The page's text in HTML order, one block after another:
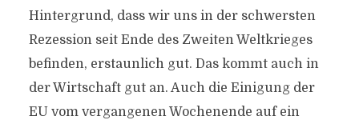
Hintergrund, dass wir uns in der schwersten
Rezession seit Ende des Zweiten Weltkrieges
befinden, erstaunlich gut. Das kommt auch in
der Wirtschaft gut an. Auch die Einigung der
EU vom vergangenen Wochenende auf ein